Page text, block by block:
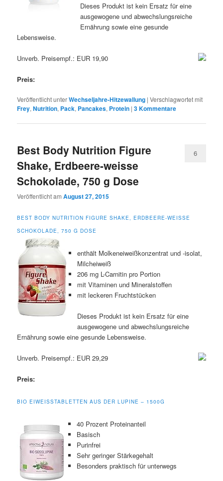
Dieses Produkt ist kein Ersatz für eine
ausgewogene und abwechslungsreiche
Ernährung sowie eine gesunde
Lebensweise.
Unverb. Preisempf.: EUR 19,90
Preis:
Veröffentlicht unterWechseljahre-Hitzewallung |Verschlagwortet mit
Frey,Nutrition, Pack, Pancakes, Protein |3Kommentare
Best Body Nutrition Figure
Shake, Erdbeere-weisse
Schokolade, 750 g Dose
Veröffentlicht amAugust 27, 2015
6
BEST BODY NUTRITION FIGURE SHAKE, ERDBEERE-WEISSE
SCHOKOLADE, 750 G DOSE
enthält Molkeneiweißkonzentrat und -isolat,
Milcheiweiß
206 mg L-Carnitin pro Portion
mit Vitaminen und Mineralstoffen
mit leckeren Fruchtstücken
Dieses Produkt ist kein Ersatz für eine
ausgewogene und abwechslungsreiche
Ernährung sowie eine gesunde Lebensweise.
Unverb. Preisempf.: EUR 29,29
Preis:
BIO EIWEISSTABLETTEN AUS DER LUPINE – 1500G
40 Prozent Proteinanteil
Basisch
Purinfrei
Sehr geringer Stärkegehalt
Besonders praktisch für unterwegs